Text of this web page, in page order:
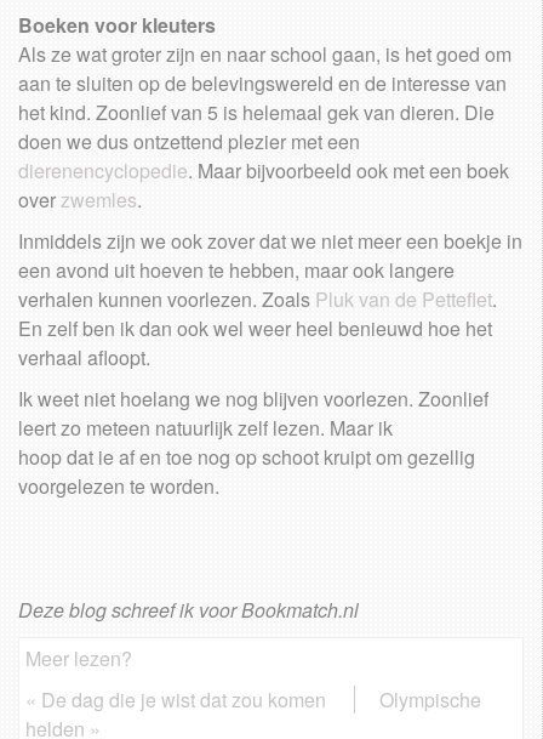
Boeken voor kleuters
Als ze wat groter zijn en naar school gaan, is het goed om
aan te sluiten op de belevingswereld en de interesse van
het kind. Zoonlief van 5 is helemaal gek van dieren. Die
doen we dus ontzettend plezier met een
dierenencyclopedie. Maar bijvoorbeeld ook met een boek
overzwemles.
Inmiddels zijn we ook zover dat we niet meer een boekje in
een avond uit hoeven te hebben, maar ook langere
verhalen kunnen voorlezen. Zoals Pluk van de Petteflet.
En zelf ben ik dan ook wel weer heel benieuwd hoe het
verhaal afloopt.
Ik weet niet hoelang we nog blijven voorlezen. Zoonlief
leert zo meteen natuurlijk zelf lezen. Maar ik
hoop dat ie af en toe nog op schoot kruipt om gezellig
voorgelezen te worden.
Deze blog schreef ik voor Bookmatch.nl
Meer lezen?
« De dag die je wist dat zou komen
Olympische
helden »